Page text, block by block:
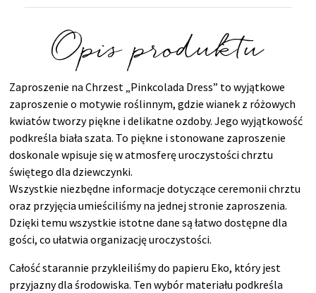
Opis produktu
Zaproszenie na Chrzest „Pinkcolada Dress” to wyjątkowe
zaproszenie o motywie roślinnym, gdzie wianek z różowych
kwiatów tworzy piękne i delikatne ozdoby. Jego wyjątkowość
podkreśla biała szata. To piękne i stonowane zaproszenie
doskonale wpisuje się w atmosferę uroczystości chrztu
świętego dla dziewczynki.
Wszystkie niezbędne informacje dotyczące ceremonii chrztu
oraz przyjęcia umieściliśmy na jednej stronie zaproszenia.
Dzięki temu wszystkie istotne dane są łatwo dostępne dla
gości, co ułatwia organizację uroczystości.
Całość starannie przykleiliśmy do papieru Eko, który jest
przyjazny dla środowiska. Ten wybór materiału podkreśla